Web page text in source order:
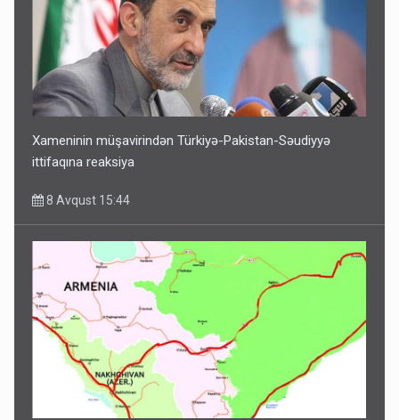
Xameninin müşavirindən Türkiyə-Pakistan-Səudiyyə
ittifaqına reaksiya
8 Avqust 15:44